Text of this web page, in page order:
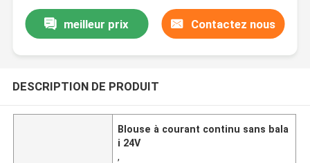
meilleur prix Contactez nous
DESCRIPTION DE PRODUIT
Blouse à courant continu sans bala
i 24V
,